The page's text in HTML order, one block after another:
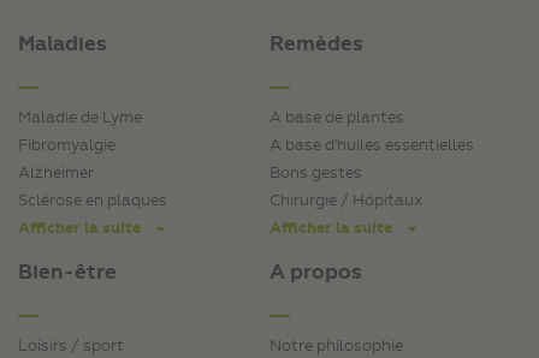
Maladies
Maladie de Lyme
Fibromyalgie
Alzheimer
Sclérose en plaques
Afficher la suite
Bien-être
Loisirs / sport
Remèdes
A base de plantes
A base d'huiles essentielles
Bons gestes
Chirurgie / Hôpitaux
Afficher la suite
A propos
Notre philosophie